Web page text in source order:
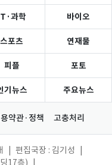
과학 바이오
스포츠 연재물
피플 포토
기뉴스 주요뉴스
약관·정책 고충처리
편집국장 : 김기성
17층)